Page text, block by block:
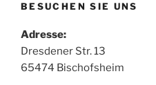
BESUCHEN SIE UNS
Adresse:
Dresdener Str. 13
65474 Bischofsheim